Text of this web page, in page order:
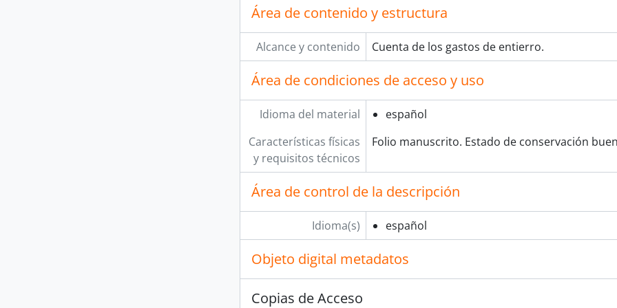
Área de contenido y estructura
Alcance y contenido Cuenta de los gastos de entierro.
Área de condiciones de acceso y uso
Idioma del material
español
Características físicas
y requisitos técnicos
Folio manuscrito. Estado de conservación
Área de control de la descripción
Idioma(s) español
Objeto digital metadatos
Copias de Acceso